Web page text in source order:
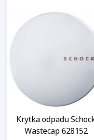
Krytka odpadu
Wastecap 628152